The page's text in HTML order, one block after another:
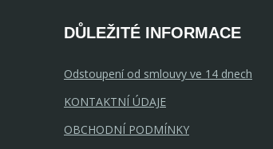
DŮLEŽITÉ INFORMACE
Odstoupení od smlouvy ve 14 dnech
KONTAKTNÍ ÚDAJE
OBCHODNÍ PODMÍNKY